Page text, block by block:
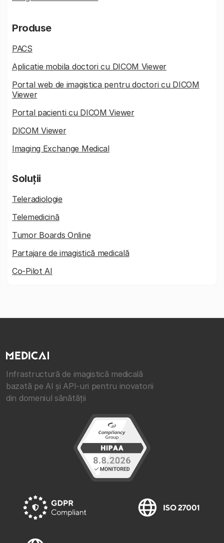
Produse
PACS
Aplicatie mobila doctori cu DICOM Viewer
Portal web de imagistica pentru doctori cu DICOM
Viewer
Portal pacienti cu DICOM Viewer
DICOM Viewer
Imaging Exchange Medical
Soluții
Teleradiologie
Telemedicină
Tumor Boards Online
Partajare de imagistică medicală
Co-Pilot AI
Infrastructură de imagistică medicală
bazată pe AI și API-uri pentru inovatorii
din domeniul sănătății